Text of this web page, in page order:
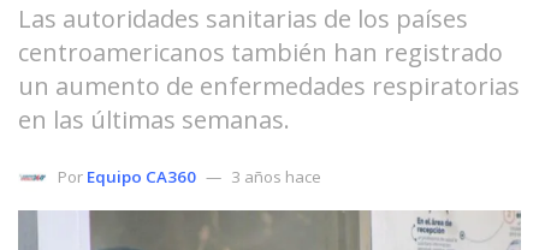
Las autoridades sanitarias de los países
centroamericanos también han registrado
un aumento de enfermedades respiratorias
en las últimas semanas.
Por Equipo CA360 3 años hace